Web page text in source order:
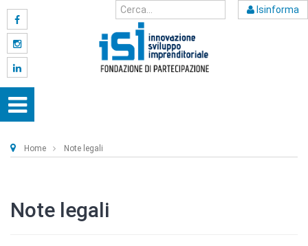
Isinforma
Home Note legali
Note legali